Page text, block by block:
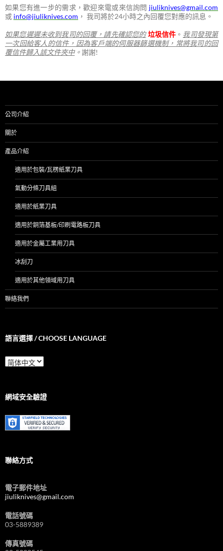
如果您有進一步的需求，歡迎來電或來信詢問 jiuliknives@gmail.com
或 info@jiuliknives.com ， 我司將於24小時之內回覆您對應的訊息。
如果您遲遲未收到我司的回覆，請先確認您的 垃圾信件 。 我司發現第
一次回給客人的信件，因為客戶端的伺服器篩選機制，常將我司的回
覆信件歸入該文件夾中。謝謝!
公司介紹
關於
產品介紹
適用於包裝/瓦楞紙業刀具
氣動分條刀具組
適用於紙業刀具
適用於銅箔基板/印刷電路板刀具
適用於金屬工業用刀具
冰刮刀
適用於其他領域用刀具
聯絡我們
語言選擇 / CHOOSE LANGUAGE
語
言
/
Language
網域安全驗證
聯絡方式
電子郵件地址
jiuliknives@gmail.com
電話號碼
03-5889389
傳真號碼